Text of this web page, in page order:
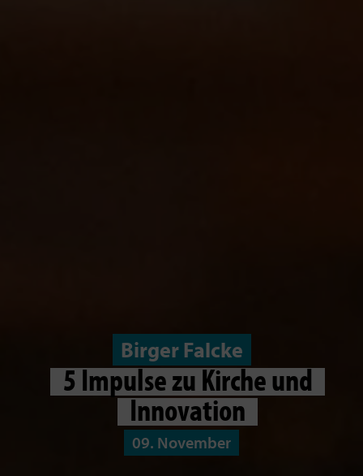
Birger Falcke
5 Impulse zu Kirche und
Innovation
09. November